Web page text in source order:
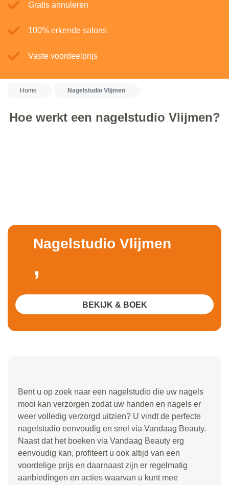
Gratis annuleren
100% erkende salons
Vaste voordeelprijs
Home Nagelstudio Vlijmen
Hoe werkt een nagelstudio Vlijmen?
Bent u op zoek naar een nagelstudio die uw nagels
mooi kan verzorgen zodat uw handen en nagels er
weer volledig verzorgd uitzien? U vindt de perfecte
nagelstudio eenvoudig en snel via Vandaag Beauty.
Naast dat het boeken via Vandaag Beauty erg
eenvoudig kan, profiteert u ook altijd van een
voordelige prijs en daarnaast zijn er regelmatig
aanbiedingen en acties waarvan u kunt mee
Nagelstudio Vlijmen
,
BEKIJK & BOEK